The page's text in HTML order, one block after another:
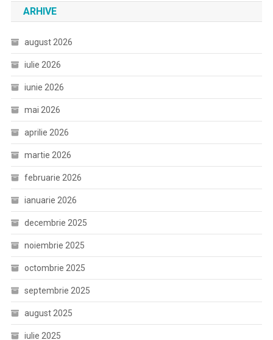
ARHIVE
august 2026
iulie 2026
iunie 2026
mai 2026
aprilie 2026
martie 2026
februarie 2026
ianuarie 2026
decembrie 2025
noiembrie 2025
octombrie 2025
septembrie 2025
august 2025
iulie 2025